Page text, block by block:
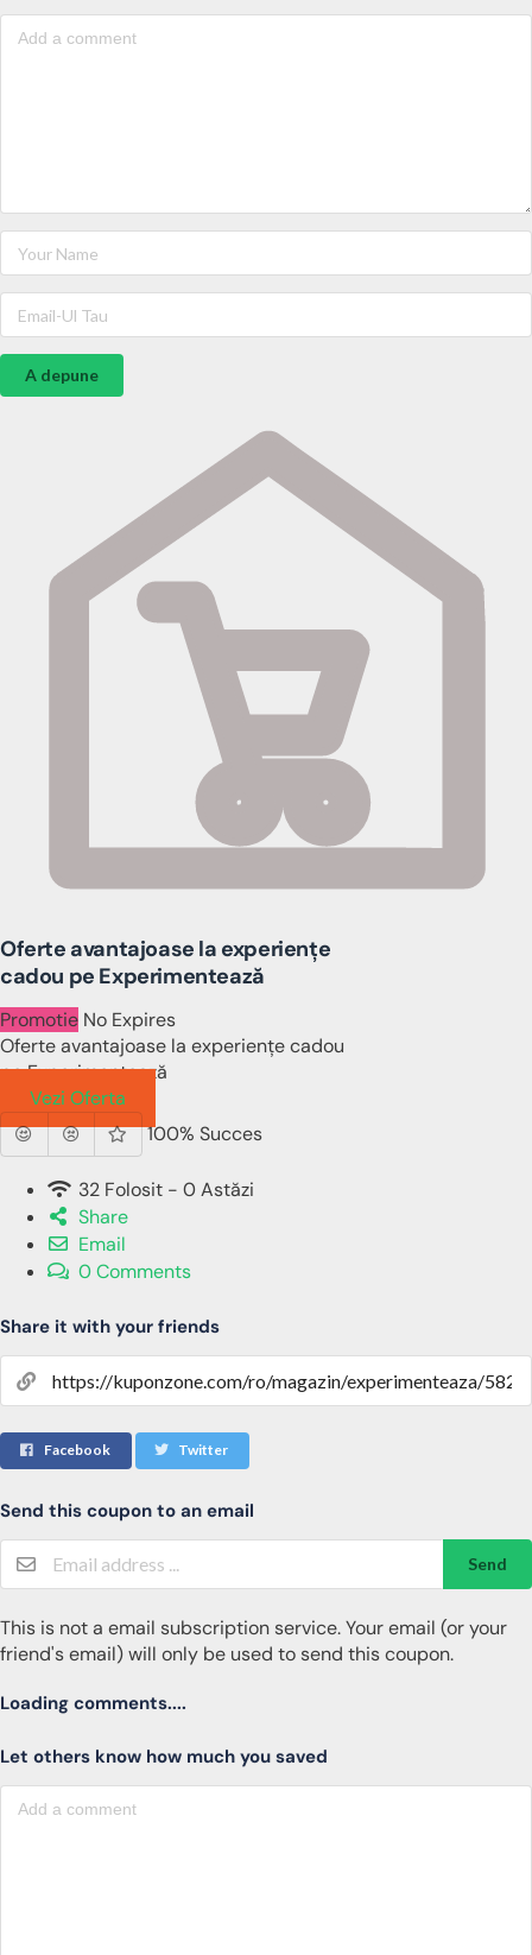
A depune
Oferte avantajoase la experiențe
cadou pe Experimentează
Promotie No Expires
Oferte avantajoase la experiențe cadou
pe Experimentează
Vezi Oferta
100% Succes
32 Folosit - 0 Astăzi
Share
Email
0 Comments
Share it with your friends
Facebook Twitter
Send this coupon to an email
Send
This is not a email subscription service. Your email (or your
friend's email) will only be used to send this coupon.
Loading comments....
Let others know how much you saved